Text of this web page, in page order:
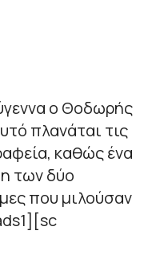
ο Θοδωρής
πλανάται τις
καθώς ένα
των δύο
που μιλούσαν